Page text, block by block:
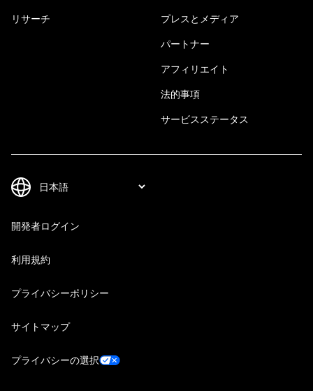
リサーチ プレスとメディア
パートナー
アフィリエイト
法的事項
サービスステータス
開発者ログイン
利用規約
プライバシーポリシー
サイトマップ
プライバシーの選択